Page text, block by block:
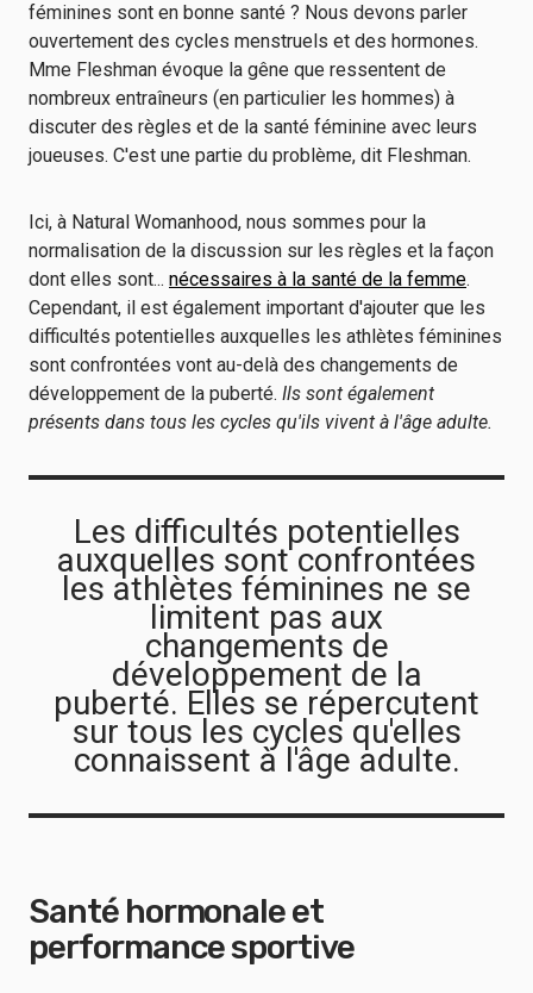
féminines sont en bonne santé ? Nous devons parler
ouvertement des cycles menstruels et des hormones.
Mme Fleshman évoque la gêne que ressentent de
nombreux entraîneurs (en particulier les hommes) à
discuter des règles et de la santé féminine avec leurs
joueuses. C'est une partie du problème, dit Fleshman.
Ici, à Natural Womanhood, nous sommes pour la
normalisation de la discussion sur les règles et la façon
dont elles sont... nécessaires à la santé de la femme.
Cependant, il est également important d'ajouter que les
difficultés potentielles auxquelles les athlètes féminines
sont confrontées vont au-delà des changements de
développement de la puberté. Ils sont également
présents dans tous les cycles qu'ils vivent à l'âge adulte.
Les difficultés potentielles
auxquelles sont confrontées
les athlètes féminines ne se
limitent pas aux
changements de
développement de la
puberté. Elles se répercutent
sur tous les cycles qu'elles
connaissent à l'âge adulte.
Santé hormonale et
performance sportive